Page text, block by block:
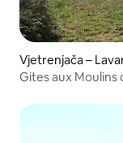
Vjetrenjača –
Gites aux Moulins